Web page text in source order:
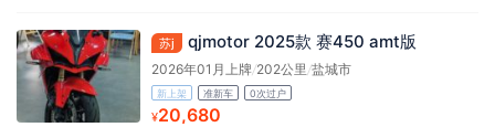
苏j qjmotor 2025款 赛450 amt版
2026年01月上牌/202公里 /盐城市
新上架 准新车 0次过户
¥20,680